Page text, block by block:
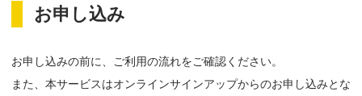
お申し込み
お申し込みの前に、ご利用の流れをご確認ください。
また、本サービスはオンラインサインアップからのお申し込みとな